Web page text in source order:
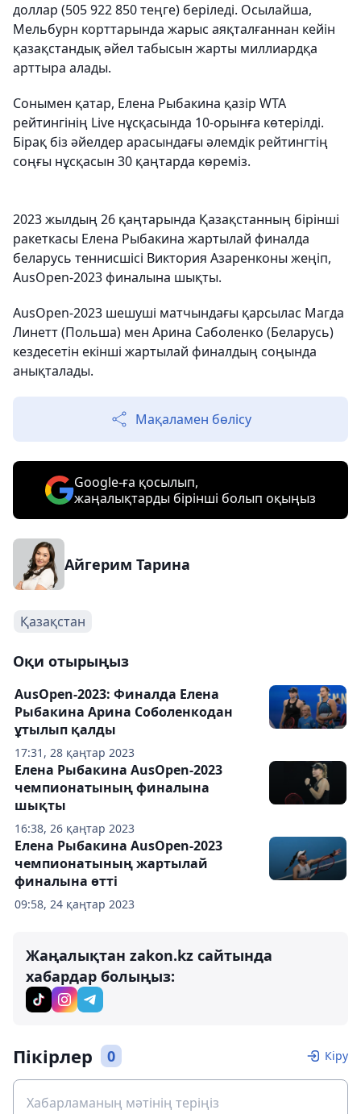
доллар (505 922 850 теңге) беріледі. Осылайша,
Мельбурн корттарында жарыс аяқталғаннан кейін
қазақстандық әйел табысын жарты миллиардқа
арттыра алады.
Сонымен қатар, Елена Рыбакина қазір WTA
рейтингінің Live нұсқасында 10-орынға көтерілді.
Бірақ біз әйелдер арасындағы әлемдік рейтингтің
соңғы нұсқасын 30 қаңтарда көреміз.
2023 жылдың 26 ​​қаңтарында Қазақстанның бірінші
ракеткасы Елена Рыбакина жартылай финалда
беларусь теннисшісі Виктория Азаренконы жеңіп,
AusOpen-2023 финалына шықты.
AusOpen-2023 шешуші матчындағы қарсылас Магда
Линетт (Польша) мен Арина Саболенко (Беларусь)
кездесетін екінші жартылай финалдың соңында
анықталады.
Мақаламен бөлісу
Google-ға қосылып,
жаңалықтарды бірінші болып оқыңыз
Айгерим Тарина
Қазақстан
Оқи отырыңыз
17:31, 28 қаңтар 2023
AusOpen-2023: Финалда Елена
Рыбакина Арина Соболенкодан
ұтылып қалды
16:38, 26 қаңтар 2023
Елена Рыбакина AusOpen-2023
чемпионатының финалына
шықты
09:58, 24 қаңтар 2023
Елена Рыбакина AusOpen-2023
чемпионатының жартылай
финалына өтті
Жаңалықтан zakon.kz сайтында
хабардар болыңыз:
Пікірлер 0 Кіру